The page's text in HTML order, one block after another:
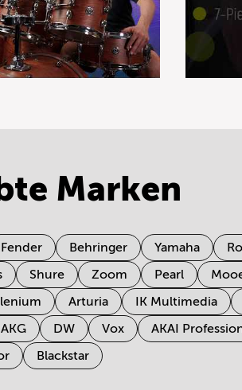
Marken
Fender Behringer Yamaha
Shure Zoom Pearl
Arturia IK Multimedia
AKG DW Vox AKAI
Blackstar